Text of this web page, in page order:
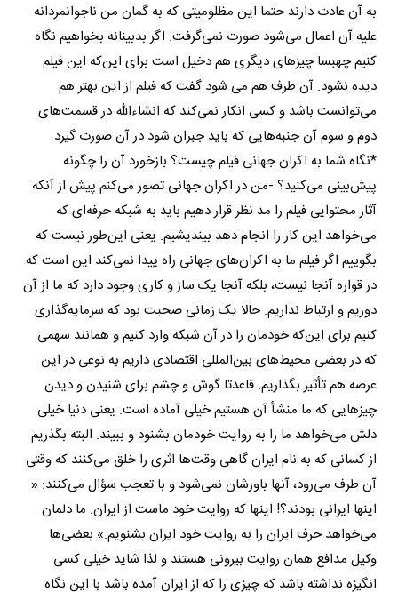
به آن عادت دارند حتما این مظلومیتی که به گمان من ناجوانمردانه
علیه آن اعمال می‌شود صورت نمی‌گرفت. اگر بدبینانه بخواهیم نگاه
کنیم چه‎بسا چیزهای دیگری هم دخیل است برای این‌که این فیلم
دیده نشود. آن طرف هم می شود گفت که فیلم از این بهتر هم
می‌توانست باشد و کسی انکار نمی‌کند که ان‎شاءالله در قسمت‌های
دوم و سوم آن جنبه‌هایی که باید جبران شود در آن صورت گیرد.
*نگاه شما به اکران جهانی فیلم چیست؟ بازخورد آن را چگونه
پیش‌بینی می‌کنید؟ -من در اکران جهانی تصور می‌کنم پیش از آنکه
آثار محتوایی فیلم را مد نظر قرار دهیم باید به شبکه حرفه‌ای که
می‌خواهد این کار را انجام دهد بیندیشیم. یعنی این‌طور نیست که
بگوییم اگر فیلم ما به اکران‌های جهانی راه پیدا نمی‌کند این است که
در قواره آنجا نیست، بلکه آنجا یک ساز و کاری وجود دارد که ما از آن
دوریم و ارتباط نداریم. حالا یک زمانی صحبت بود که سرمایه‌گذاری
کنیم برای این‌که خودمان را در آن شبکه وارد کنیم و همانند سهمی
که در بعضی محیط‌های بین‌المللی اقتصادی داریم به نوعی در این
عرصه هم تأثیر بگذاریم. قاعدتا گوش و چشم برای شنیدن و دیدن
چیزهایی که ما منشأ آن هستیم خیلی آماده است. یعنی دنیا خیلی
دلش می‌خواهد ما را به روایت خودمان بشنود و ببیند. البته بگذریم
از کسانی که به نام ایران گاهی وقت‌ها اثری را خلق می‌کنند که وقتی
آن طرف می‌رود، آنها باورشان نمی‌شود و با تعجب سؤال می‌کنند: «
اینها ایرانی بودند؟! اینها که روایت خود ماست از ایران. ما دلمان
می‌خواهد حرف ایران را به روایت خود ایران بشنویم.» بعضی‌ها
وکیل مدافع همان روایت بیرونی هستند و لذا شاید خیلی کسی
انگیزه نداشته باشد که چیزی را که از ایران آمده باشد با این نگاه